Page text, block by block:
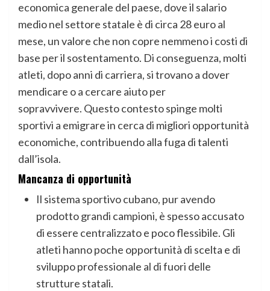
economica generale del paese, dove il salario
medio nel settore statale è di circa 28 euro al
mese, un valore che non copre nemmeno i costi di
base per il sostentamento. Di conseguenza, molti
atleti, dopo anni di carriera, si trovano a dover
mendicare o a cercare aiuto per
sopravvivere. Questo contesto spinge molti
sportivi a emigrare in cerca di migliori opportunità
economiche, contribuendo alla fuga di talenti
dall’isola.
Mancanza di opportunità
Il sistema sportivo cubano, pur avendo
prodotto grandi campioni, è spesso accusato
di essere centralizzato e poco flessibile. Gli
atleti hanno poche opportunità di scelta e di
sviluppo professionale al di fuori delle
strutture statali.